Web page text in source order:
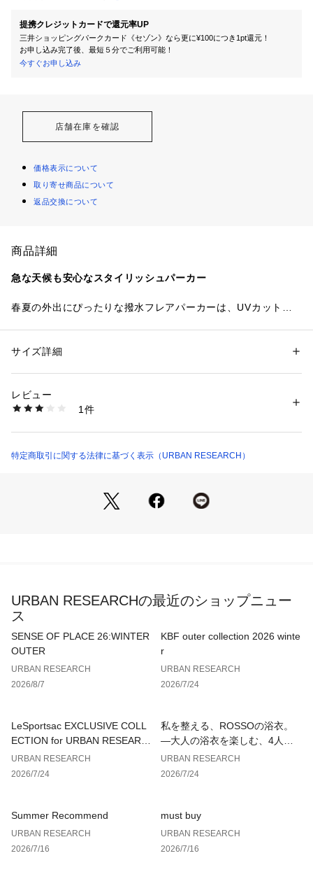
提携クレジットカードで還元率UP
三井ショッピングパークカード《セゾン》なら更に¥100につき1pt還元！
お申し込み完了後、最短５分でご利用可能！
今すぐお申し込み
店舗在庫を確認
価格表示について
取り寄せ商品について
返品交換について
商品詳細
急な天候も安心なスタイリッシュパーカー
春夏の外出にぴったりな撥水フレアパーカーは、UVカット・
軽量素材で仕立てられているため着心地は軽やかで、長時間の
に入れてもかさばらず持ち運びにも便利です。
後ろ身頃に施したダーツが立体的なシルエットを生み出し、身
トに合わせた着こなしが楽しめます。
【2026 Spring/Summer】【26SS】
総重量 : 約160g
- : 高さ22cm / 幅13.5cm / マチ4cm
り、実際の色味と異なって見える場合がございます。予めご了
承ください。
※商品の色味の目安は、商品単体の画像をご参照ください。
▼お気に入り登録のおすすめ▼
お買い物リストの管理にぜひご利用ください。
素材感
性別：レディース
素材：ナイロン100%
洗濯：-
※詳しい洗濯方法については、商品の品質表示タグをご覧ください
DR26230-2071605 （ショップ）
サイズ詳細
レビュー
1件
特定商取引に関する法律に基づく表示（URBAN RESEARCH）
URBAN RESEARCHの最近のショップニュー
ス
SENSE OF PLACE 26:WINTER
OUTER
URBAN RESEARCH
2026/8/7
KBF outer collection 2026 winte
r
URBAN RESEARCH
2026/7/24
LeSportsac EXCLUSIVE COLL
ECTION for URBAN RESEARC
H
URBAN RESEARCH
2026/7/24
私を整える、ROSSOの浴衣。
—大人の浴衣を楽しむ、4人のT
IPS—
URBAN RESEARCH
2026/7/24
Summer Recommend
URBAN RESEARCH
2026/7/16
must buy
URBAN RESEARCH
2026/7/16